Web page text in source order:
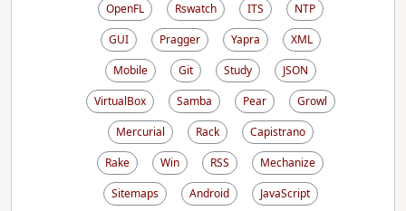
OpenFL
Rswatch ITS
NTP
GUI
Pragger Yapra
XML
Mobile
Git Study
JSON
VirtualBox
Samba Pear
Growl
Mercurial
Rack
Capistrano
Rake
Win RSS
Mechanize
Sitemaps
Android
JavaScript